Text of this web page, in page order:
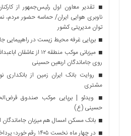
تقدیر معاون اول رئیس‌جمهور از
ناوبری هوایی ایران/ حماسه حضور مردم،
توان مدیریتی کشور
برپایی غرفه محیط زیست در راهپیمایی
میزبانی موکب منطقه ۱۲
روی جاماندگان اربعین حسینی
روایت بانک ایران زمین از بانکداری
مشتری
ویدئو | برپایی موکب صندوق
حسینی (ع)
بانک مسکن امسال هم میزبان جاماندگان